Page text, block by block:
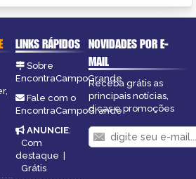
LINKS RÁPIDOS
Sobre
EncontraCampoGrande
Fale com o
EncontraCampoGrande
ANUNCIE:
Com
destaque |
Grátis
NOVIDADES POR E-
MAIL
Receba grátis as
principais notícias,
dicas e promoções